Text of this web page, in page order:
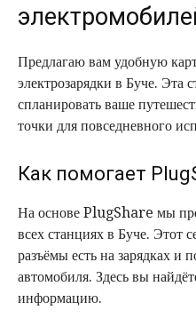
Предлагаю вам удобную
электрозарядки в Буче. Эта
спланировать ваше
точки для повседневного
Как помогает
На основе PlugShare мы
всех станциях в Буче. Этот
разъёмы есть на зарядках и
автомобиля. Здесь вы
информацию.